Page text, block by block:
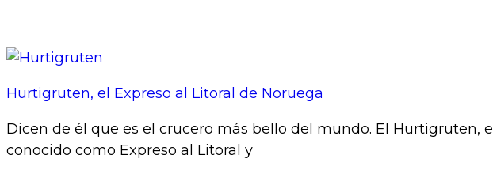
Hurtigruten, el Expreso al Litoral de Noruega
Dicen de él que es el crucero más bello del mundo. El Hurtigruten, el
conocido como Expreso al Litoral y